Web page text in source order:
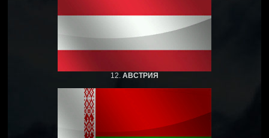
12. АВСТРИЯ